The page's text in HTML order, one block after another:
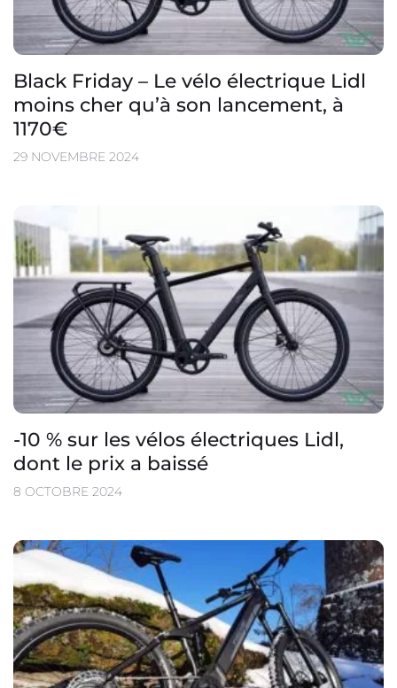
Black Friday – Le vélo électrique Lidl
moins cher qu’à son lancement, à
1170€
29 NOVEMBRE 2024
-10 % sur les vélos électriques Lidl,
dont le prix a baissé
8 OCTOBRE 2024